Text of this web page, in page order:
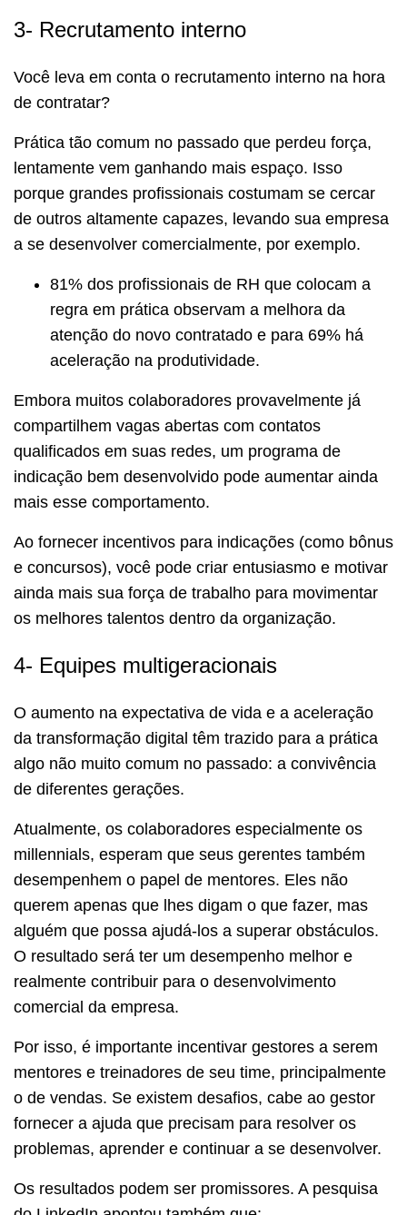
3- Recrutamento interno
Você leva em conta o recrutamento interno na hora
de contratar?
Prática tão comum no passado que perdeu força,
lentamente vem ganhando mais espaço. Isso
porque grandes profissionais costumam se cercar
de outros altamente capazes, levando sua empresa
a se desenvolver comercialmente, por exemplo.
81% dos profissionais de RH que colocam a
regra em prática observam a melhora da
atenção do novo contratado e para 69% há
aceleração na produtividade.
Embora muitos colaboradores provavelmente já
compartilhem vagas abertas com contatos
qualificados em suas redes, um programa de
indicação bem desenvolvido pode aumentar ainda
mais esse comportamento.
Ao fornecer incentivos para indicações (como bônus
e concursos), você pode criar entusiasmo e motivar
ainda mais sua força de trabalho para movimentar
os melhores talentos dentro da organização.
4- Equipes multigeracionais
O aumento na expectativa de vida e a aceleração
da transformação digital têm trazido para a prática
algo não muito comum no passado: a convivência
de diferentes gerações.
Atualmente, os colaboradores especialmente os
millennials, esperam que seus gerentes também
desempenhem o papel de mentores. Eles não
querem apenas que lhes digam o que fazer, mas
alguém que possa ajudá-los a superar obstáculos.
O resultado será ter um desempenho melhor e
realmente contribuir para o desenvolvimento
comercial da empresa.
Por isso, é importante incentivar gestores a serem
mentores e treinadores de seu time, principalmente
o de vendas. Se existem desafios, cabe ao gestor
fornecer a ajuda que precisam para resolver os
problemas, aprender e continuar a se desenvolver.
Os resultados podem ser promissores. A pesquisa